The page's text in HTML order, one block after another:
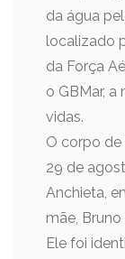
da água
localizado
da Força
o GBMar,
vidas.
O corpo de
29 de
Anchieta,
mãe,
Ele foi